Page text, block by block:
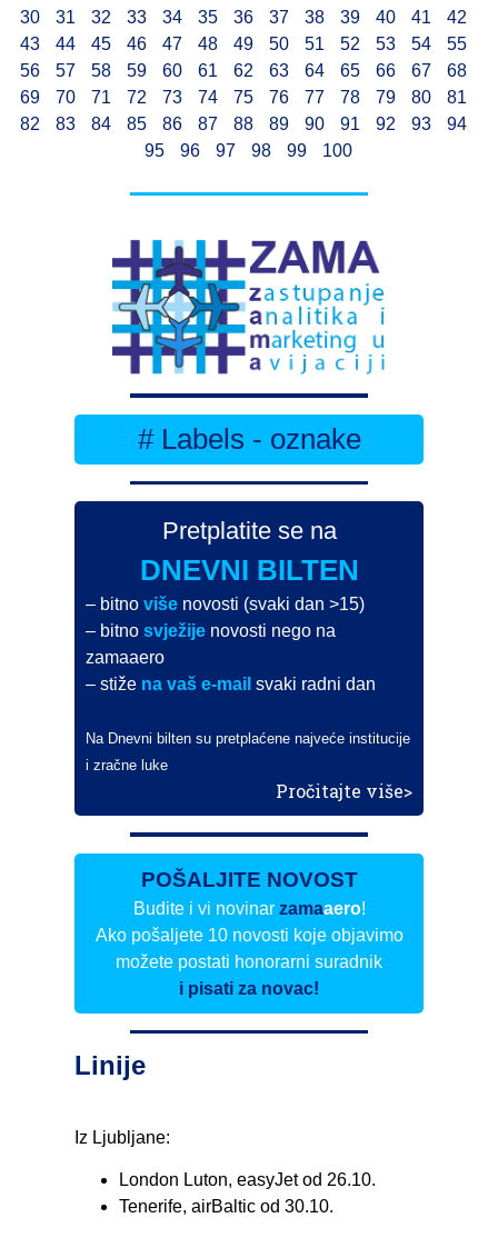
30 31 32 33 34 35 36 37 38 39 40 41
42
43
44 45 46 47 48 49 50 51 52 53 54
55
56
57 58 59 60 61 62 63 64 65 66 67
68
69
70 71 72 73 74 75 76 77 78 79 80
81
82
83 84 85 86 87 88 89 90 91 92 93
94
95
96 97 98 99 100
# Labels - oznake
Pretplatite se na
DNEVNI BILTEN
– bitnoviše novosti (svaki dan >15)
– bitnosvježije novosti nego na
zamaaero
– stiže na vaš e-mail svaki radni dan
Na Dnevni bilten su pretplaćene najveće institucije
i zračne luke
Pročitajte više>
POŠALJITE NOVOST
Budite i vi novinar zamaaero!
Ako pošaljete 10 novosti koje objavimo
možete postati honorarni suradnik
i pisati za novac!
Linije
Iz Ljubljane:
London Luton, easyJet od 26.10.
Tenerife, airBaltic od 30.10.